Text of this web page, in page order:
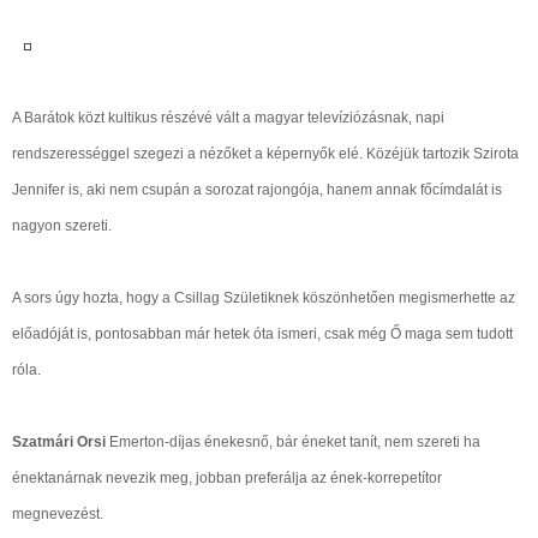
A Barátok közt kultikus részévé vált a magyar televíziózásnak, napi
rendszerességgel szegezi a nézőket a képernyők elé. Közéjük tartozik Szirota
Jennifer is, aki nem csupán a sorozat rajongója, hanem annak főcímdalát is
nagyon szereti.
A sors úgy hozta, hogy a Csillag Születiknek köszönhetően megismerhette az
előadóját is, pontosabban már hetek óta ismeri, csak még Ő maga sem tudott
róla.
Szatmári Orsi Emerton-díjas énekesnő, bár éneket tanít, nem szereti ha
énektanárnak nevezik meg, jobban preferálja az ének-korrepetítor
megnevezést.